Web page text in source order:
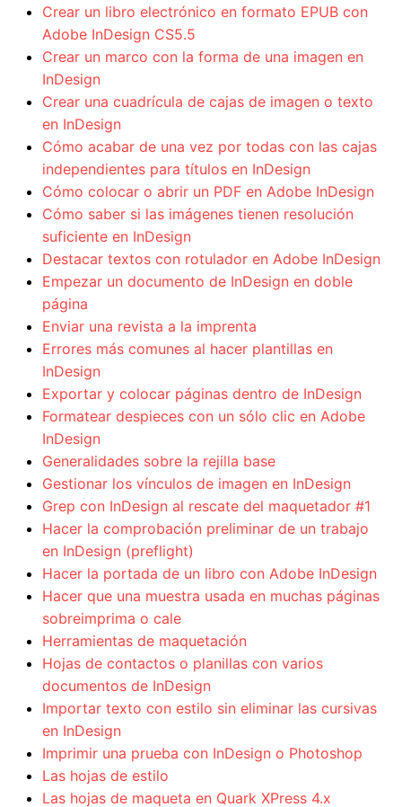
Crear un libro electrónico en formato EPUB con
Adobe InDesign CS5.5
Crear un marco con la forma de una imagen en
InDesign
Crear una cuadrícula de cajas de imagen o texto
en InDesign
Cómo acabar de una vez por todas con las cajas
independientes para títulos en InDesign
Cómo colocar o abrir un PDF en Adobe InDesign
Cómo saber si las imágenes tienen resolución
suficiente en InDesign
Destacar textos con rotulador en Adobe InDesign
Empezar un documento de InDesign en doble
página
Enviar una revista a la imprenta
Errores más comunes al hacer plantillas en
InDesign
Exportar y colocar páginas dentro de InDesign
Formatear despieces con un sólo clic en Adobe
InDesign
Generalidades sobre la rejilla base
Gestionar los vínculos de imagen en InDesign
Grep con InDesign al rescate del maquetador #1
Hacer la comprobación preliminar de un trabajo
en InDesign (preflight)
Hacer la portada de un libro con Adobe InDesign
Hacer que una muestra usada en muchas páginas
sobreimprima o cale
Herramientas de maquetación
Hojas de contactos o planillas con varios
documentos de InDesign
Importar texto con estilo sin eliminar las cursivas
en InDesign
Imprimir una prueba con InDesign o Photoshop
Las hojas de estilo
Las hojas de maqueta en Quark XPress 4.x